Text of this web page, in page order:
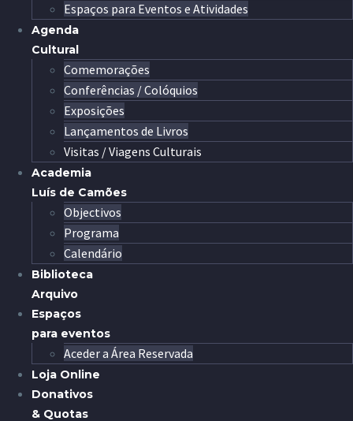
Espaços para Eventos e Atividades
Agenda
Cultural
Comemorações
Conferências / Colóquios
Exposições
Lançamentos de Livros
Visitas / Viagens Culturais
Academia
Luís de Camões
Objectivos
Programa
Calendário
Biblioteca
Arquivo
Espaços
para eventos
Aceder a Área Reservada
Loja Online
Donativos
& Quotas